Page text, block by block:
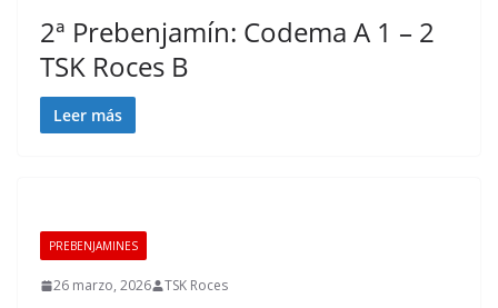
2ª Prebenjamín: Codema A 1 – 2
TSK Roces B
Leer más
PREBENJAMINES
26 marzo, 2026 TSK Roces